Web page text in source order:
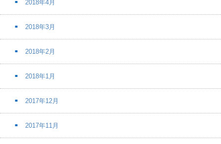
2018年4月
2018年3月
2018年2月
2018年1月
2017年12月
2017年11月